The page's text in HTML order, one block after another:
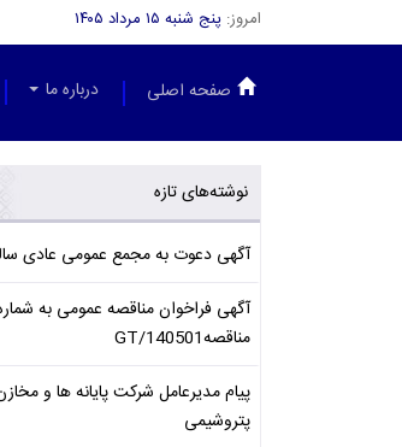
امروز: پنج شنبه ۱۵ مرداد ۱۴۰۵
صفحه اصلی درباره ما
نوشته‌های تازه
آگهی دعوت به مجمع عمومی عادی
آگهی فراخوان مناقصه عمومی به
مناقصهGT/140501
پیام مدیرعامل شرکت پایانه ها و
پتروشیمی